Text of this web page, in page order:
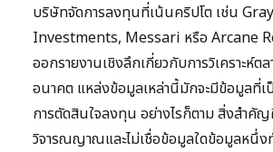
บริษัทจัดการลงทุนที่เน้นคริปโต เช่น
Investments, Messari หรือ Arcane
ออกรายงานเชิงลึกเกี่ยวกับการวิเคราะห์ต
อนาคต แหล่งข้อมูลเหล่านี้มักจะมีข้อมูลที่เ
การตัดสินใจลงทุน อย่างไรก็ตาม สิ่งสำคัญ
วิจารณญาณและไม่เชื่อข้อมูลใดข้อมูลหนึ่ง